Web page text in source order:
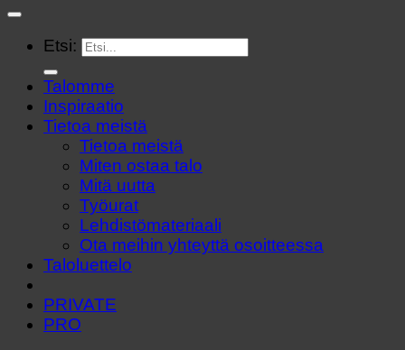
Etsi:
Talomme
Inspiraatio
Tietoa meistä
Tietoa meistä
Miten ostaa talo
Mitä uutta
Työurat
Lehdistömateriaali
Ota meihin yhteyttä osoitteessa
Taloluettelo
PRIVATE
PRO